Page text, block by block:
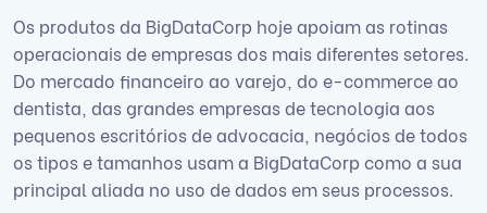
Os produtos da BigDataCorp hoje apoiam as rotinas
operacionais de empresas dos mais diferentes setores.
Do mercado financeiro ao varejo, do e-commerce ao
dentista, das grandes empresas de tecnologia aos
pequenos escritórios de advocacia, negócios de todos
os tipos e tamanhos usam a BigDataCorp como a sua
principal aliada no uso de dados em seus processos.